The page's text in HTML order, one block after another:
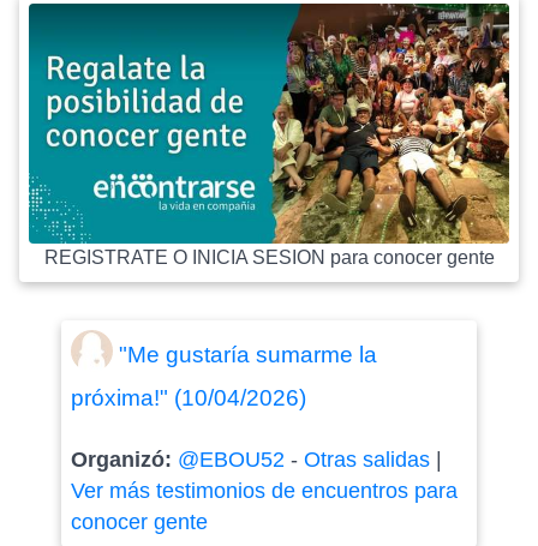
REGISTRATE O INICIA SESION para conocer gente
"Me gustaría sumarme la
próxima!" (10/04/2026)
Organizó: @EBOU52- Otras salidas|
Ver más testimonios de encuentros para
conocer gente